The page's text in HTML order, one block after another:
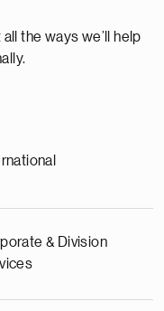
all the ways we’ll help
& Division